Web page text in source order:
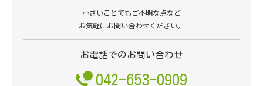
小さいことでもご不明な点など
お気軽にお問い合わせください。
お電話でのお問い合わせ
042-653-0909